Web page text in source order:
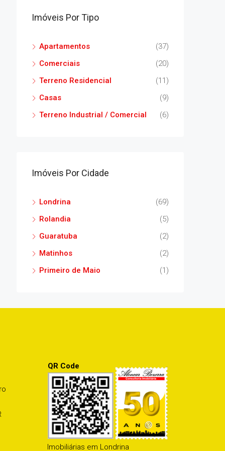
Imóveis Por Tipo
Apartamentos
(37)
Comerciais
(20)
Terreno Residencial
(11)
Casas
(9)
Terreno Industrial / Comercial
(6)
Imóveis Por Cidade
Londrina
(69)
Rolandia
(5)
Guaratuba
(2)
Matinhos
(2)
Primeiro de Maio
(1)
QR Code
Imobiliárias em Londrina